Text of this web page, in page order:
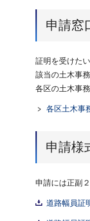
申請窓
証明を受けた
該当の土木事
各区の土木事
各区土木事
申請様
申請には正副
道路幅員証